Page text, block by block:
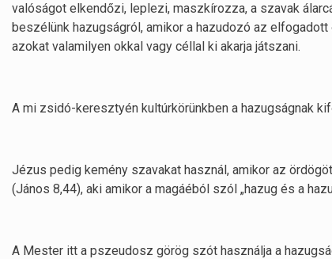
valóságot elkendőzi, leplezi, maszkírozza, a szavak
beszélünk hazugságról, amikor a hazudozó az
azokat valamilyen okkal vagy céllal ki akarja játszani.
A mi zsidó-keresztyén kultúrkörünkben a hazugságnak
Jézus pedig kemény szavakat használ, amikor az
(János 8,44), aki amikor a magáéból szól „hazug és a
A Mester itt a pszeudosz görög szót használja a